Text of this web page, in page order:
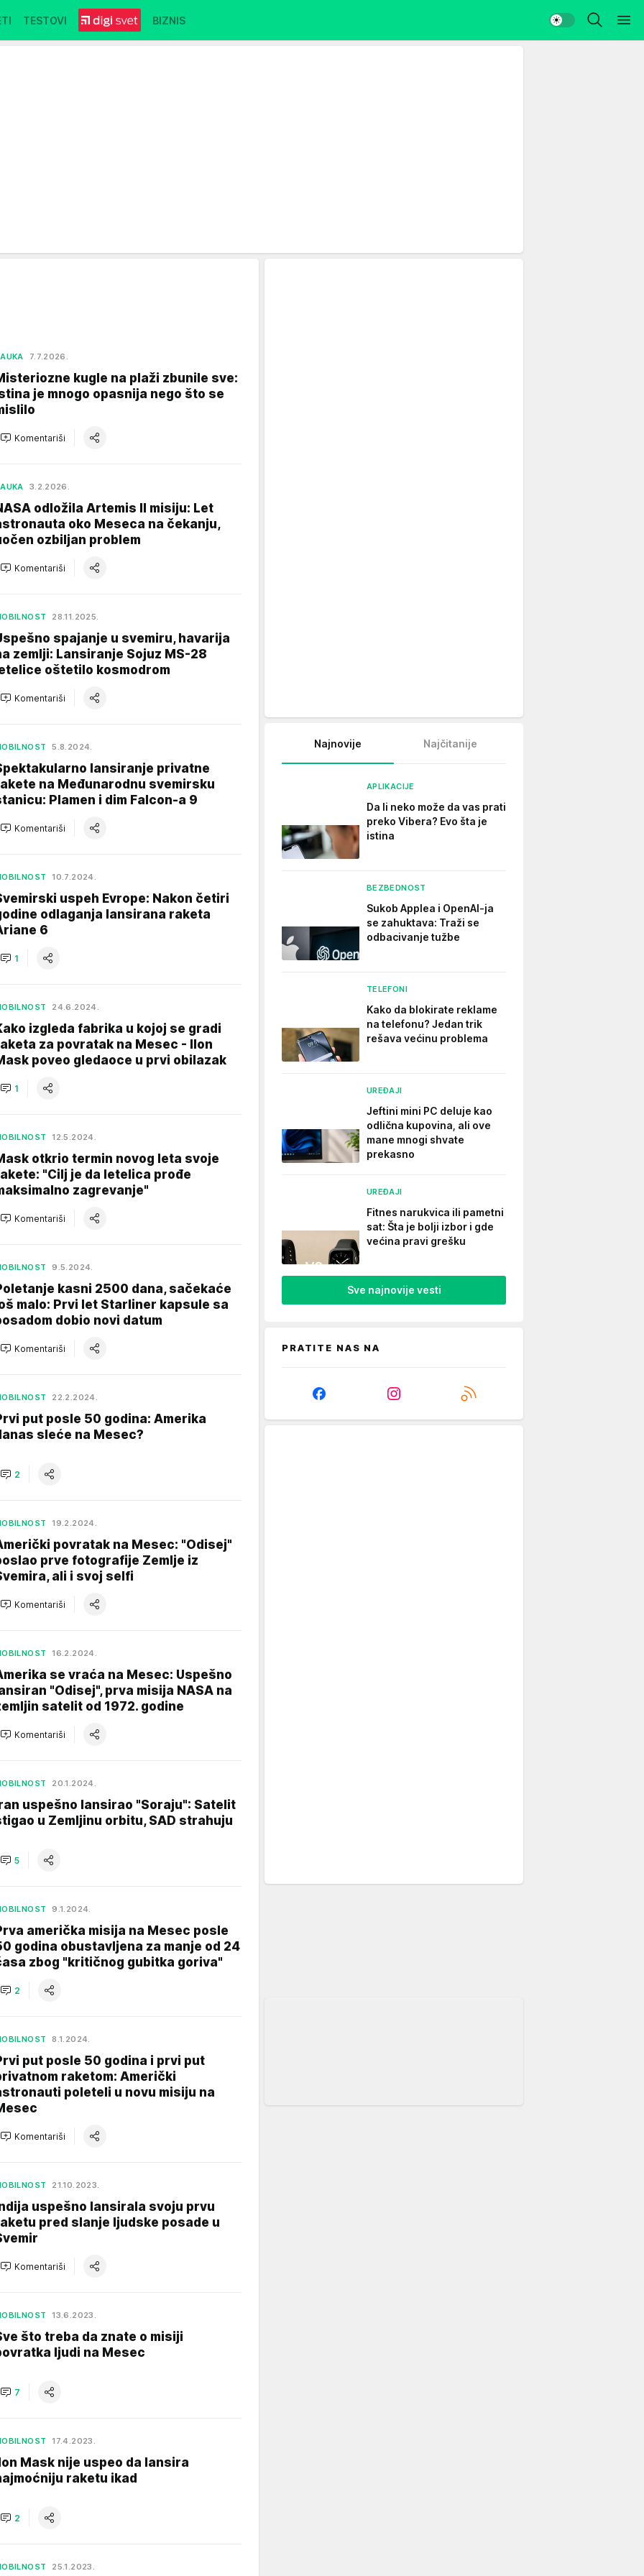
TESTOVI BIZNIS
7.7.2026.
kugle na plaži zbunile sve:
je mnogo opasnija nego što se
Komentariši
3.2.2026.
odložila Artemis II misiju: Let
oko Meseca na čekanju,
ozbiljan problem
Komentariši
28.11.2025.
spajanje u svemiru, havarija
zemlji: Lansiranje Sojuz MS-28
oštetilo kosmodrom
Komentariši
5.8.2024.
lansiranje privatne
na Međunarodnu svemirsku
Plamen i dim Falcon-a 9
Komentariši
10.7.2024.
uspeh Evrope: Nakon četiri
odlaganja lansirana raketa
6
1
24.6.2024.
izgleda fabrika u kojoj se gradi
za povratak na Mesec - Ilon
poveo gledaoce u prvi obilazak
1
12.5.2024.
otkrio termin novog leta svoje
"Cilj je da letelica prođe
zagrevanje"
Komentariši
9.5.2024.
kasni 2500 dana, sačekaće
malo: Prvi let Starliner kapsule sa
dobio novi datum
Komentariši
22.2.2024.
put posle 50 godina: Amerika
sleće na Mesec?
2
19.2.2024.
povratak na Mesec: "Odisej"
prve fotografije Zemlje iz
ali i svoj selfi
Komentariši
16.2.2024.
se vraća na Mesec: Uspešno
"Odisej", prva misija NASA na
satelit od 1972. godine
Komentariši
20.1.2024.
uspešno lansirao "Soraju": Satelit
u Zemljinu orbitu, SAD strahuju
5
9.1.2024.
američka misija na Mesec posle
godina obustavljena za manje od 24
zbog "kritičnog gubitka goriva"
2
8.1.2024.
put posle 50 godina i prvi put
raketom: Američki
poleteli u novu misiju na
Komentariši
21.10.2023.
uspešno lansirala svoju prvu
pred slanje ljudske posade u
Komentariši
13.6.2023.
što treba da znate o misiji
ljudi na Mesec
7
17.4.2023.
Mask nije uspeo da lansira
raketu ikad
2
25.1.2023.
Najnovije Najčitanije
APLIKACIJE
Da li neko može da vas prati
preko Vibera? Evo šta je
istina
BEZBEDNOST
Sukob Applea i OpenAI-ja
se zahuktava: Traži se
odbacivanje tužbe
TELEFONI
Kako da blokirate reklame
na telefonu​? Jedan trik
rešava većinu problema
UREĐAJI
Jeftini mini PC deluje kao
odlična kupovina, ali ove
mane mnogi shvate
prekasno
UREĐAJI
Fitnes narukvica ili pametni
sat: Šta je bolji izbor i gde
većina pravi grešku
Sve najnovije vesti
PRATITE NAS NA